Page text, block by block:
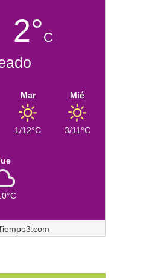
2°C
Mar
1/12°C
Mié
3/11°C